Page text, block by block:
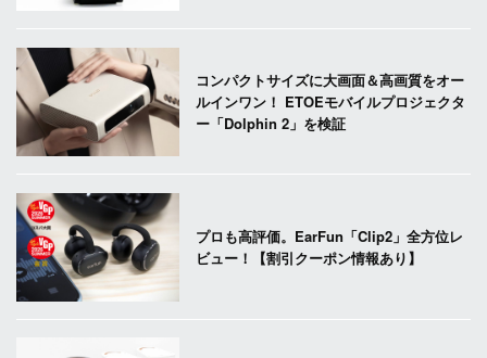
コンパクトサイズに大画面＆高画質をオー
ルインワン！ ETOEモバイルプロジェクタ
ー「Dolphin 2」を検証
プロも高評価。EarFun「Clip2」全方位レ
ビュー！【割引クーポン情報あり】